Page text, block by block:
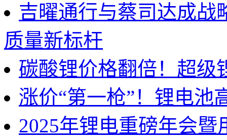
吉曜通行与蔡司达成战
质量新标杆
碳酸锂价格翻倍！超级
涨价“第一枪”！锂电池
2025年锂电重磅年会